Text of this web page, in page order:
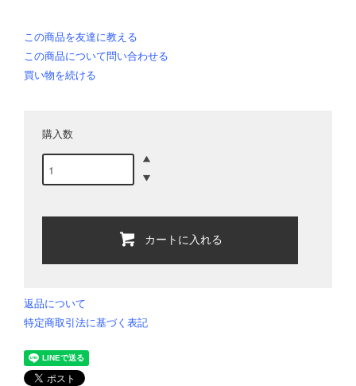
この商品を友達に教える
この商品について問い合わせる
買い物を続ける
購入数
カートに入れる
返品について
特定商取引法に基づく表記